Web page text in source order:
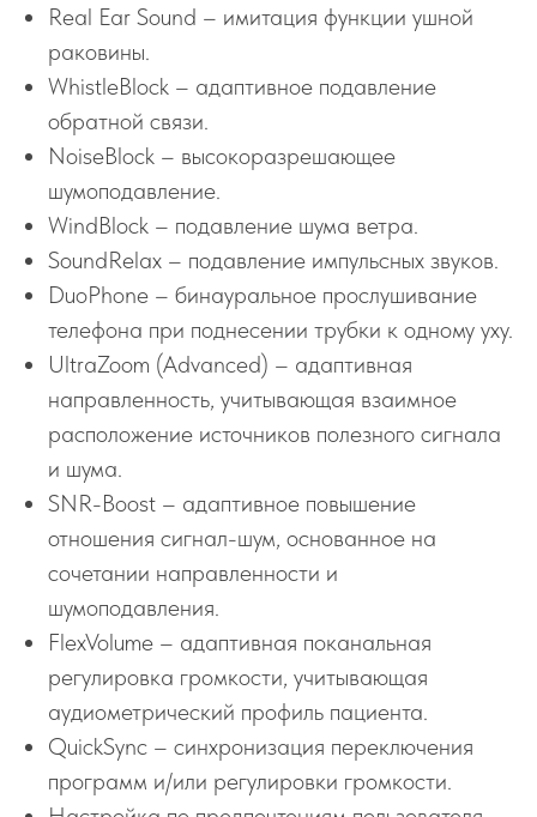
Real Ear Sound – имитация функции ушной
раковины.
WhistleBlock – адаптивное подавление
обратной связи.
NoiseBlock – высокоразрешающее
шумоподавление.
WindBlock – подавление шума ветра.
SoundRelax – подавление импульсных звуков.
DuoPhone – бинауральное прослушивание
телефона при поднесении трубки к одному уху.
UltraZoom (Advanced) – адаптивная
направленность, учитывающая взаимное
расположение источников полезного сигнала
и шума.
SNR-Boost – адаптивное повышение
отношения сигнал-шум, основанное на
сочетании направленности и
шумоподавления.
FlexVolume – адаптивная поканальная
регулировка громкости, учитывающая
аудиометрический профиль пациента.
QuickSync – синхронизация переключения
программ и/или регулировки громкости.